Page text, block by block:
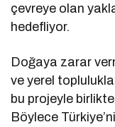
çevreye olan
hedefliyor.
Doğaya zarar
ve yerel
bu projeyle
Böylece